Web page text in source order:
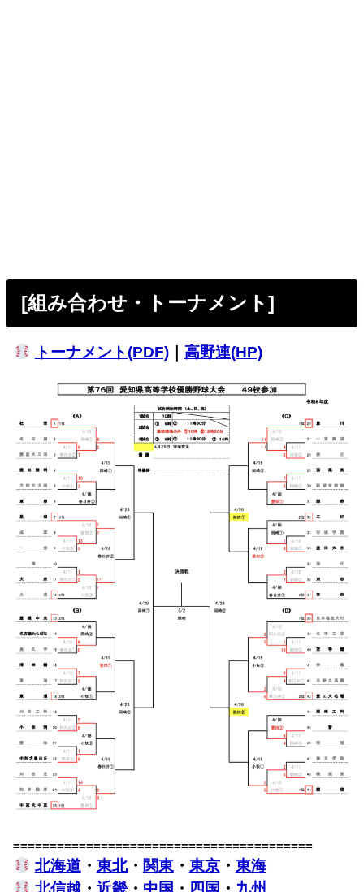
[組み合わせ・トーナメント]
トーナメント(PDF)｜ 高野連(HP)
=========================================
北海道・ 東北・ 関東・ 東京・ 東海
北信越・ 近畿・ 中国 ・ 四国 ・ 九州